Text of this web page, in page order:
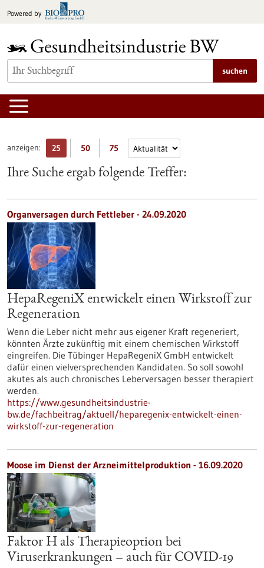
Inhalt
Powered by
suchen
anzeigen: 25 50 75
Ihre Suche ergab folgende Treffer:
Organversagen durch Fettleber - 24.09.2020
HepaRegeniX entwickelt einen Wirkstoff zur
Regeneration
Wenn die Leber nicht mehr aus eigener Kraft regeneriert,
könnten Ärzte zukünftig mit einem chemischen Wirkstoff
eingreifen. Die Tübinger HepaRegeniX GmbH entwickelt
dafür einen vielversprechenden Kandidaten. So soll sowohl
akutes als auch chronisches Leberversagen besser therapiert
werden.
https://www.gesundheitsindustrie-
bw.de/fachbeitrag/aktuell/heparegenix-entwickelt-einen-
wirkstoff-zur-regeneration
Moose im Dienst der Arzneimittelproduktion - 16.09.2020
Faktor H als Therapieoption bei
Viruserkrankungen – auch für COVID-19